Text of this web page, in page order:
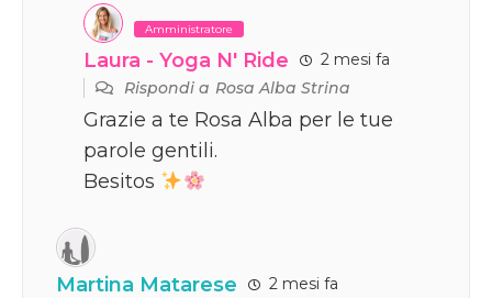
Amministratore
Laura - Yoga N' Ride
2 mesi fa
Rispondi aRosa Alba Strina
Grazie a te Rosa Alba per le tue
parole gentili.
Besitos
Martina Matarese 2 mesi fa